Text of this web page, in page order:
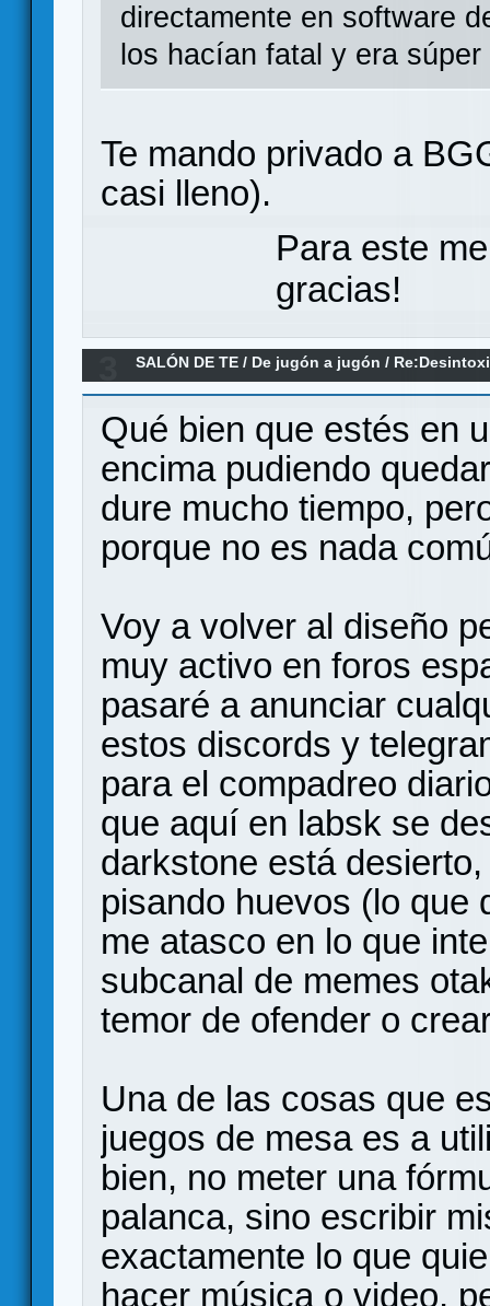
directamente en software
los hacían fatal y era
Te mando privado a
casi lleno).
Para este
gracias!
SALÓN DE TE / De jugón a jugón /
Qué bien que estés en
encima pudiendo
dure mucho tiempo,
porque no es nada
Voy a volver al diseño
muy activo en foros
pasaré a anunciar
estos discords y
para el compadreo
que aquí en labsk se
darkstone está
pisando huevos (lo que
me atasco en lo que
subcanal de memes
temor de ofender o
Una de las cosas que
juegos de mesa es a
bien, no meter una
palanca, sino escribir
exactamente lo que
hacer música o video,